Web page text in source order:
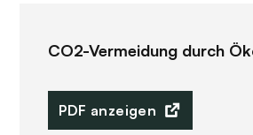
CO2-Vermeidung durch
PDF anzeigen